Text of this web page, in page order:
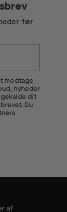
før
modtage
nyheder
dit
Du
af